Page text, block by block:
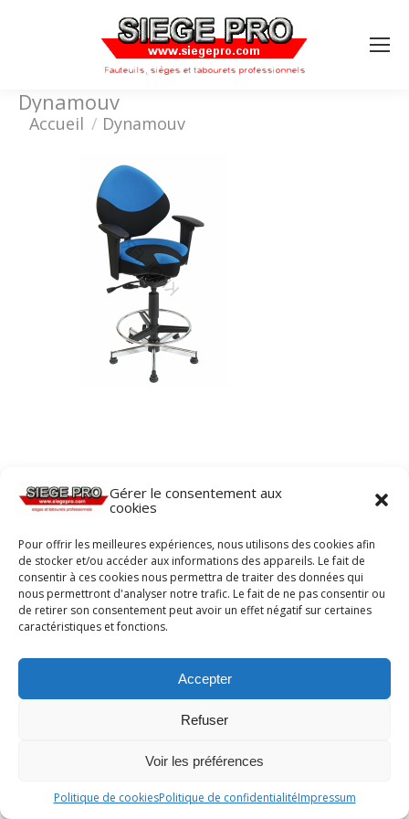
Gérer le consentement aux
cookies
Pour offrir les meilleures expériences, nous utilisons des cookies afin
de stocker et/ou accéder aux informations des appareils. Le fait de
consentir à ces cookies nous permettra de traiter des données qui
nous permettront d'analyser notre trafic. Le fait de ne pas consentir ou
de retirer son consentement peut avoir un effet négatif sur certaines
caractéristiques et fonctions.
Accepter
Refuser
Voir les préférences
Politique de cookiesPolitique de confidentialitéImpressum
Dynamouv
Vous êtes ici :
Accueil Dynamouv